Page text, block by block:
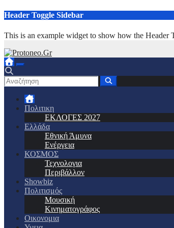
Μετάβαση
περιεχόμενο
Header Toggle Sidebar
This is an example widget to show how the Header
Πολιτικη
ΕΚΛΟΓΕΣ 2027
Ελλάδα
Εθνική Άμυνα
Ενέργεια
ΚΟΣΜΟΣ
Τεχνολογια
Περιβάλλον
Showbiz
Πολιτισμός
Μουσική
Κινηματογράφος
Οικονομια